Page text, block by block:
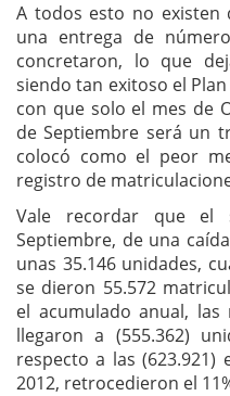
A todos esto no existen
una entrega de
concretaron, lo que
siendo tan exitoso el
con que solo el mes de
de Septiembre será un
colocó como el peor
registro de
Vale recordar que el
Septiembre, de una
unas 35.146 unidades,
se dieron 55.572
el acumulado anual,
llegaron a (555.362)
respecto a las
2012, retrocedieron el